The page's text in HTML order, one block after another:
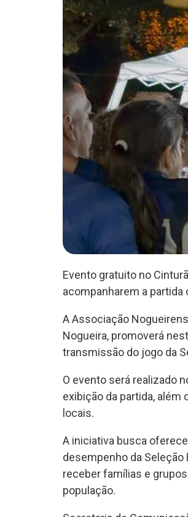
Evento gratuito no
acompanharem a partida
A Associação
Nogueira, promoverá
transmissão do jogo da
O evento será realizado
exibição da partida,
locais.
A iniciativa busca
desempenho da
receber famílias e
população.